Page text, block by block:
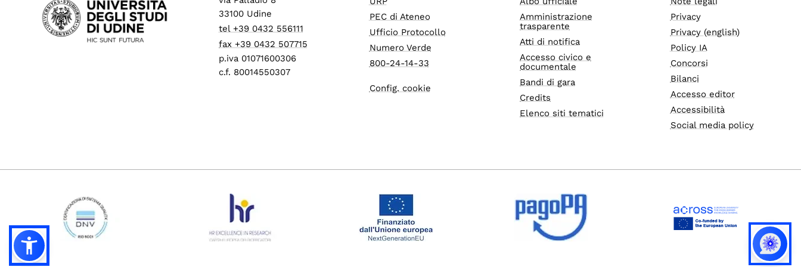
33100 Udine
tel +39 0432 556111
fax +39 0432 507715
p.iva 01071600306
c.f. 80014550307
PEC di Ateneo
Ufficio Protocollo
Numero Verde
800-24-14-33
Config. cookie
Amministrazione
trasparente
Atti di notifica
Accesso civico e
documentale
Bandi di gara
Credits
Elenco siti tematici
Privacy
Privacy (english)
Policy IA
Concorsi
Bilanci
Accesso editor
Accessibilità
Social media policy